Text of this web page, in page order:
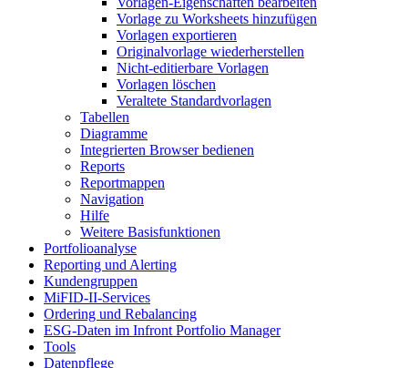
Vorlage zu Worksheets hinzufügen
Vorlagen exportieren
Originalvorlage wiederherstellen
Nicht-editierbare Vorlagen
Vorlagen löschen
Veraltete Standardvorlagen
Tabellen
Diagramme
Integrierten Browser bedienen
Reports
Reportmappen
Navigation
Hilfe
Weitere Basisfunktionen
Portfolioanalyse
Reporting und Alerting
Kundengruppen
MiFID-II-Services
Ordering und Rebalancing
ESG-Daten im Infront Portfolio Manager
Tools
Datenpflege